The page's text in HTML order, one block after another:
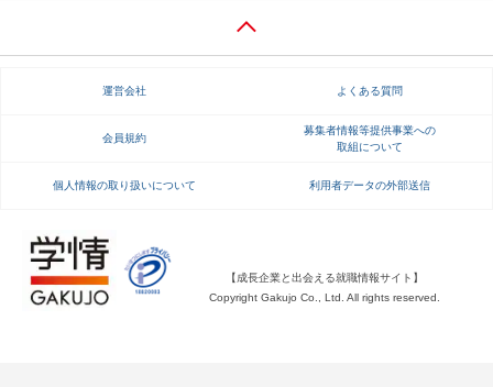
就活ニュースペーパー よくある質問
不明点があればこちら
運営会社 よくある質問
会員規約
募集者情報等提供事業への
取組について
個人情報の取り扱いについて 利用者データの外部送信
【成長企業と出会える就職情報サイト】
Copyright Gakujo Co., Ltd. All rights reserved.